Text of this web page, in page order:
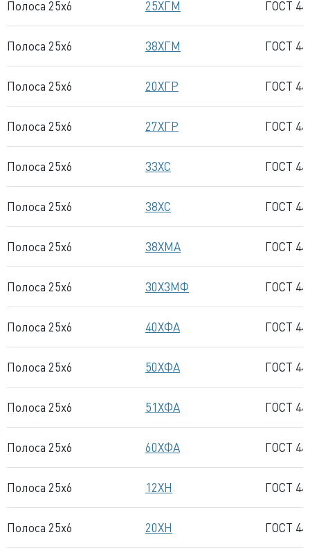
Полоса 25x6 25ХГМ ГОСТ
Полоса 25x6 38ХГМ ГОСТ
Полоса 25x6 20ХГР ГОСТ
Полоса 25x6 27ХГР ГОСТ
Полоса 25x6 33ХС ГОСТ
Полоса 25x6 38ХС ГОСТ
Полоса 25x6 38ХМА ГОСТ
Полоса 25x6 30Х3МФ ГОСТ
Полоса 25x6 40ХФА ГОСТ
Полоса 25x6 50ХФА ГОСТ
Полоса 25x6 51ХФА ГОСТ
Полоса 25x6 60ХФА ГОСТ
Полоса 25x6 12ХН ГОСТ
Полоса 25x6 20ХН ГОСТ